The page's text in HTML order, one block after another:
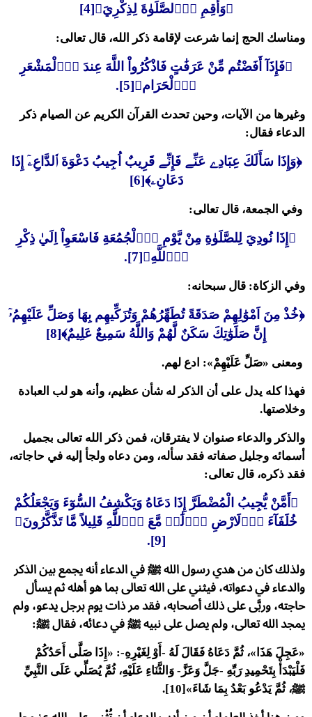
﴿وَأَقِمِ اِ۬لصَّلَوٰةَ لِذِكْرِيَ﴾[4]
ومناسك الحج إنما شرعت لإقامة ذكر الله، قال تعالى:
﴿فَإِذَآ أَفَضْتُم مِّنْ عَرَفَٰتٍ فَاذْكُرُواْ اللَّهَ عِندَ اَ۬لْمَشْعَرِ
اِ۬لْحَرَام﴾[5].
وغيرها من الآيات، وحين تحدث القرآن الكريم عن الصيام ذكر
الدعاء فقال:
﴿وَإِذَا سَأَلَكَ عِبَادِے عَنِّے فَإِنِّے قَرِيبٌ اُجِيبُ دَعْوَةَ اَ۬لدَّاعِۦٓ إِذَا
دَعَانِۦ﴾[6]
وفي الجمعة، قال تعالى:
﴿إِذَا نُودِيَ لِلصَّلَوٰةِ مِنْ يَّوْمِ اِ۬لْجُمُعَةِ فَاسْعَوِاْ اِلَيٰ ذِكْرِ
اِ۬للَّهِ﴾[7].
وفي الزكاة: قال سبحانه:
﴿خُذْ مِنَ اَمْوَٰلِهِمْ صَدَقَةً تُطَهِّرُهُمْ وَتُزَكِّيهِم بِهَا وَصَلِّ عَلَيْهِمُۥٓ
إِنَّ صَلَوَٰتِكَ سَكَنٌ لَّهُمْ وَاللَّهُ سَمِيعٌ عَلِيمٌ﴾[8]
ومعنى «صَلِّ عَلَيْهِمْ»: ادع لهم.
فهذا كله يدل على أن الذكر له شأن عظيم، وأنه هو لب العبادة
وخلاصتها.
والذكر والدعاء صنوان لا يفترقان، فمن ذكر الله تعالى بجميل
أسمائه وجليل صفاته فقد سأله، ومن دعاه ولجأ إليه في حاجاته،
فقد ذكره، قال تعالى:
﴿أَمَّنْ يُّجِيبُ الْمُضْطَرَّ إِذَا دَعَاهُ وَيَكْشِفُ السُّوٓءَ وَيَجْعَلُكُمْ
خُلَفَآءَ اَ۬لَارْضِ أَ۟لَٰهٞ مَّعَ اَ۬للَّهِ قَلِيلاً مَّا تَذَّكَّرُونَ﴾
[9].
ولذلك كان من هدي رسول الله ﷺ في الدعاء أنه يجمع بين الذكر
والدعاء في دعواته، فيثني على الله تعالى بما هو أهله ثم يسأل
حاجته، وربَّى على ذلك أصحابه، فقد مر ذات يوم برجل يدعو، ولم
يمجد الله تعالى، ولم يصل على نبيه ﷺ في دعائه، فقال ﷺ:
«عَجِلَ هَذَا»، ثُمَّ دَعَاهُ فَقَالَ لَهُ -أَوْ لِغَيْرِهِ-: «إِذَا صَلَّى أَحَدُكُمْ
فَلْيَبْدَأْ بِتَحْمِيدِ رَبِّهِ -جَلَّ وَعَزَّ- وَالثَّنَاءِ عَلَيْهِ، ثُمَّ يُصَلِّي عَلَى النَّبِيِّ
ﷺ، ثُمَّ يَدْعُو بَعْدُ بِمَا شَاءَ»[10].